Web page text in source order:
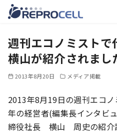
週刊エコノミストで
横山が紹介されまし
2013年8月20日 メディア掲載
2013年8月19日の週刊エコ
年の経営者(編集長インタビ
締役社長 横山 周史の紹介